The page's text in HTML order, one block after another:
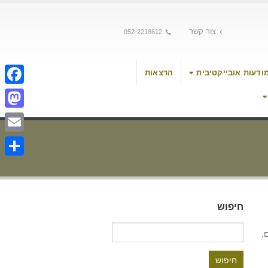
צור קשר 052-2218612
אובייקטיבית הרצאות
חיפוש
Email